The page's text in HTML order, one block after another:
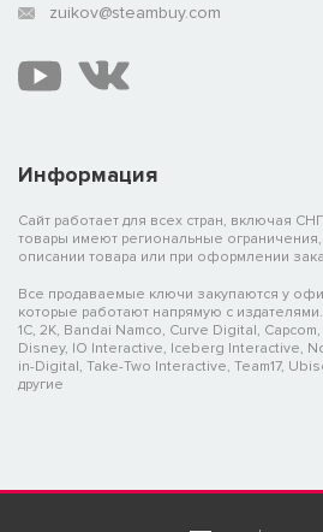
Информация
Сайт работает для всех стран, включая
товары имеют региональные
описании товара или при оформлении
Все продаваемые ключи закупаются у
которые работают напрямую с
1C, 2K, Bandai Namco, Curve Digital,
Disney, IO Interactive, Iceberg Interactive,
in-Digital, Take-Two Interactive, Team17,
другие
zuikov@steambuy.com